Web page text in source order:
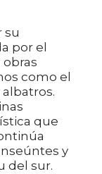
su
por el
como el
que
y
del sur.